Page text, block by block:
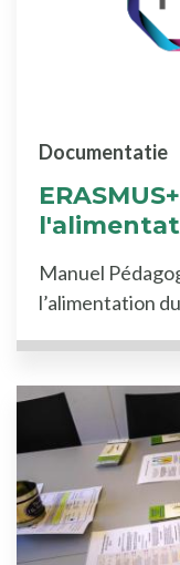
Documentatie
Manuel
l’alimentation